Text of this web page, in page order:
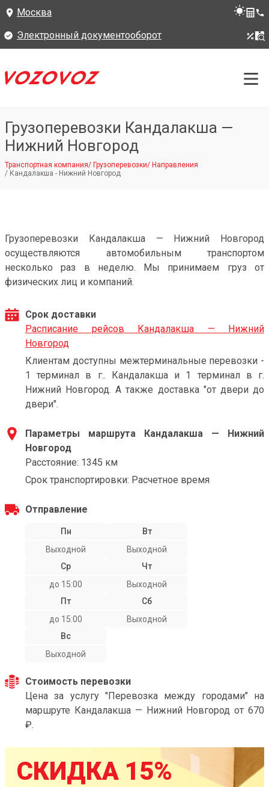
Москва
Электронный документооборот
Грузоперевозки Кандалакша —
Нижний Новгород
Транспортная компания/ Грузоперевозки/ Направления
/ Кандалакша - Нижний Новгород
Грузоперевозки Кандалакша — Нижний Новгород
осуществляются автомобильным транспортом
несколько раз в неделю. Мы принимаем груз от
физических лиц и компаний.
Срок доставки
Расписание рейсов Кандалакша — Нижний
Новгород
Клиентам доступны межтерминальные перевозки -
1 терминал в г.. Кандалакша и 1 терминал в г.
Нижний Новгород. А также доставка "от двери до
двери".
Параметры маршрута Кандалакша — Нижний
Новгород
Расстояние: 1345 км
Срок транспортировки: Расчетное время
Отправление
Пн
Выходной
Вт
Выходной
Ср
до 15:00
Чт
Выходной
Пт
до 15:00
Сб
Выходной
Вс
Выходной
Стоимость перевозки
Цена за услугу "Перевозка между городами" на
маршруте Кандалакша — Нижний Новгород от 670
₽.
СКИДКА 15%